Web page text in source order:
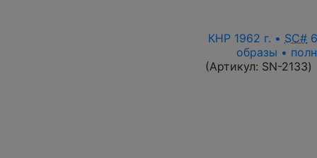
КНР 1962 г. • SC#
образы •
(Артикул: SN-2133)